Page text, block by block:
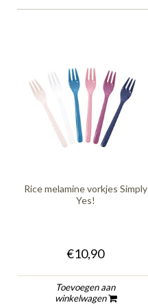
Rice melamine vorkjes Simply
Yes!
€10,90
Toevoegen aan
winkelwagen